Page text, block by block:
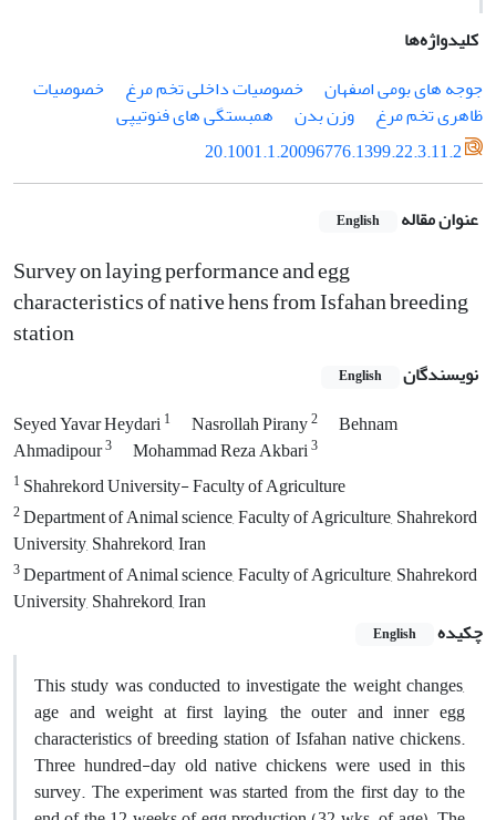
کلیدواژه‌ها
جوجه های بومی اصفهان
خصوصیات داخلی تخم مرغ
خصوصیات
ظاهری تخم مرغ
وزن بدن
همبستگی های فنوتیپی
20.1001.1.20096776.1399.22.3.11.2
عنوان مقاله English
Survey on laying performance and egg
characteristics of native hens from Isfahan breeding
station
نویسندگان English
Seyed Yavar Heydari1 Nasrollah Pirany2
Behnam
Ahmadipour3 Mohammad Reza Akbari3
1 Shahrekord University- Faculty of Agriculture
2Department of Animal science, Faculty of Agriculture, Shahrekord
University, Shahrekord, Iran
3Department of Animal science, Faculty of Agriculture, Shahrekord
University, Shahrekord, Iran
چکیده
English
This study was conducted to investigate the weight changes,
age and weight at first laying, the outer and inner egg
characteristics of breeding station of Isfahan native chickens.
Three hundred-day old native chickens were used in this
survey. The experiment was started from the first day to the